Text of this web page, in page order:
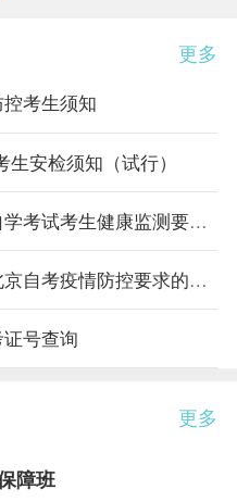
更多
考生须知
安检须知（试行）
关于明确2022年4月北京自学考试考生健康监测要求的通知
关于提醒关注2022年4月北京自考疫情防控要求的通知
号查询
更多
障班